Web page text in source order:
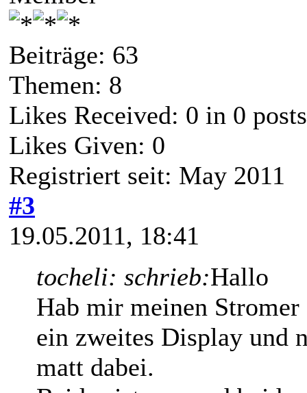
Beiträge: 63
Themen: 8
Likes Received: 0 in 0 posts
Likes Given: 0
Registriert seit: May 2011
#3
19.05.2011, 18:41
tocheli: schrieb:Hallo
Hab mir meinen
ein zweites Display und
matt dabei.